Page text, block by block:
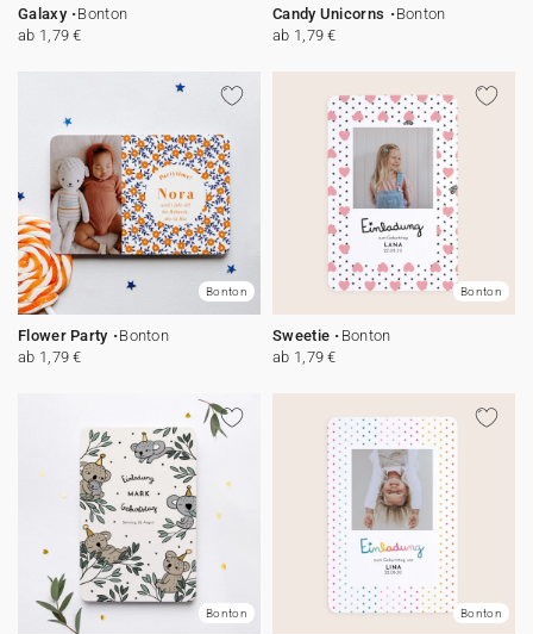
Galaxy
Bonton
ab 1,79 €
Candy Unicorns
Bonton
ab 1,79 €
Bonton
Flower Party
Bonton
ab 1,79 €
Bonton
Sweetie
Bonton
ab 1,79 €
Bonton Bonton